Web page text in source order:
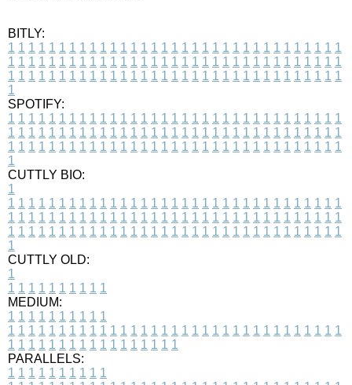
BITLY:
1 1 1 1 1 1 1 1 1 1 1 1 1 1 1 1 1 1 1 1 1 1 1 1 1 1 1 1 1 1 1 1 1
1 1 1 1 1 1 1 1 1 1 1 1 1 1 1 1 1 1 1 1 1 1 1 1 1 1 1 1 1 1 1 1 1
1 1 1 1 1 1 1 1 1 1 1 1 1 1 1 1 1 1 1 1 1 1 1 1 1 1 1 1 1 1 1 1 1
1
SPOTIFY:
1 1 1 1 1 1 1 1 1 1 1 1 1 1 1 1 1 1 1 1 1 1 1 1 1 1 1 1 1 1 1 1 1
1 1 1 1 1 1 1 1 1 1 1 1 1 1 1 1 1 1 1 1 1 1 1 1 1 1 1 1 1 1 1 1 1
1 1 1 1 1 1 1 1 1 1 1 1 1 1 1 1 1 1 1 1 1 1 1 1 1 1 1 1 1 1 1 1 1
1
CUTTLY BIO:
1
1 1 1 1 1 1 1 1 1 1 1 1 1 1 1 1 1 1 1 1 1 1 1 1 1 1 1 1 1 1 1 1 1
1 1 1 1 1 1 1 1 1 1 1 1 1 1 1 1 1 1 1 1 1 1 1 1 1 1 1 1 1 1 1 1 1
1 1 1 1 1 1 1 1 1 1 1 1 1 1 1 1 1 1 1 1 1 1 1 1 1 1 1 1 1 1 1 1 1
1
CUTTLY OLD:
1
1 1 1 1 1 1 1 1 1 1
MEDIUM:
1 1 1 1 1 1 1 1 1 1
1 1 1 1 1 1 1 1 1 1 1 1 1 1 1 1 1 1 1 1 1 1 1 1 1 1 1 1 1 1 1 1 1
1 1 1 1 1 1 1 1 1 1 1 1 1 1 1 1 1
PARALLELS:
1 1 1 1 1 1 1 1 1 1